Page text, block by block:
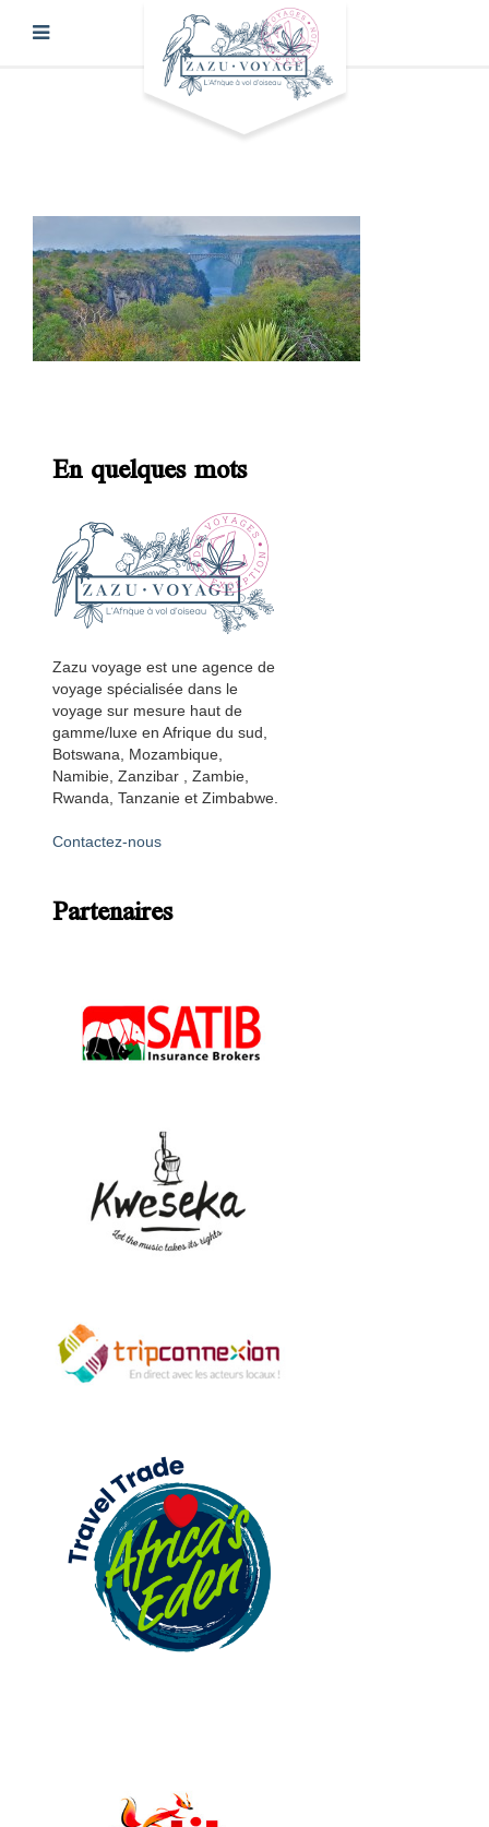
En quelques mots
Zazu voyage est une agence de
voyage spécialisée dans le
voyage sur mesure haut de
gamme/luxe en Afrique du sud,
Botswana, Mozambique,
Namibie, Zanzibar , Zambie,
Rwanda, Tanzanie et Zimbabwe.
Contactez-nous
Partenaires